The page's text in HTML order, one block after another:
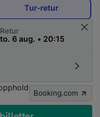
Tur-retur
Retur
Booking.com